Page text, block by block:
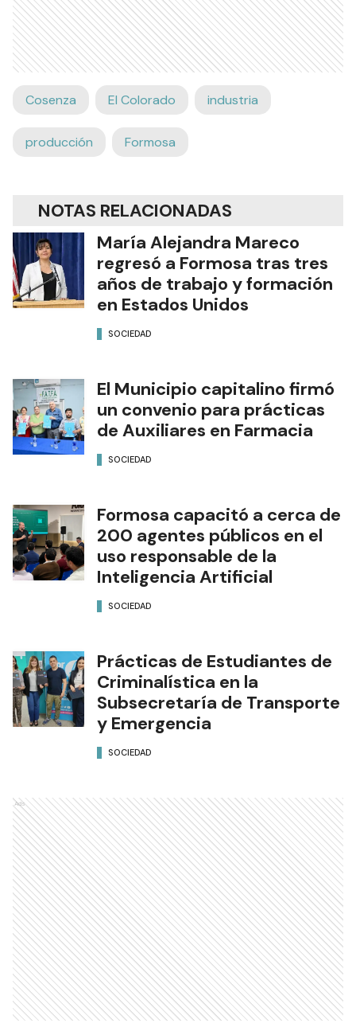
Cosenza El Colorado industria
producción Formosa
NOTAS RELACIONADAS
María Alejandra Mareco
regresó a Formosa tras tres
años de trabajo y formación
en Estados Unidos
SOCIEDAD
El Municipio capitalino firmó
un convenio para prácticas
de Auxiliares en Farmacia
SOCIEDAD
Formosa capacitó a cerca de
200 agentes públicos en el
uso responsable de la
Inteligencia Artificial
SOCIEDAD
Prácticas de Estudiantes de
Criminalística en la
Subsecretaría de Transporte
y Emergencia
SOCIEDAD
Ads